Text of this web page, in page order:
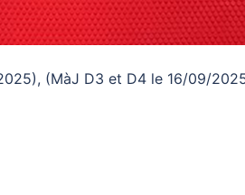
(MàJ D3 et D4 le 16/09/